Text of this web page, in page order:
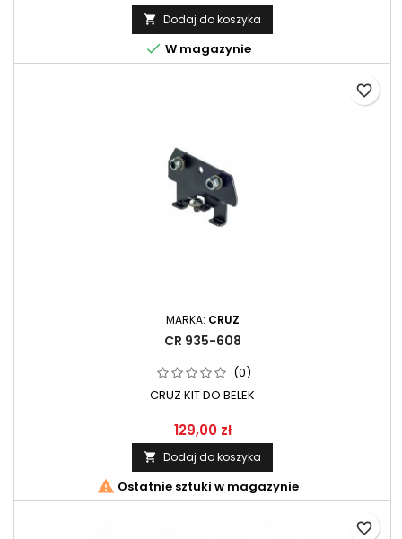
 Dodaj do koszyka
 W magazynie
MARKA: CRUZ
CR 935-608
(0)
CRUZ KIT DO BELEK
129,00 zł
 Dodaj do koszyka
 Ostatnie sztuki w magazynie
favorite_border
favorite_border